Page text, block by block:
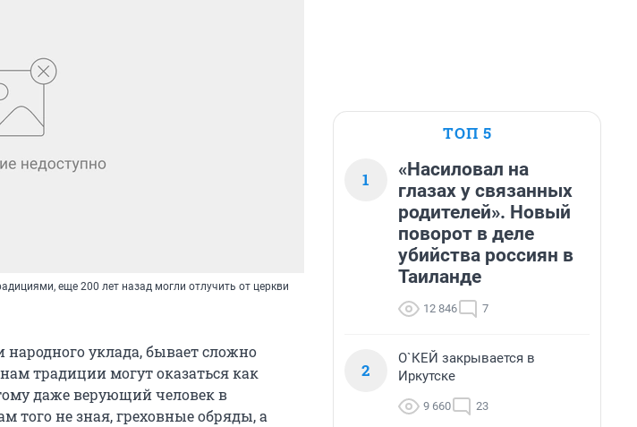
еще 200 лет назад могли отлучить от церкви
народного уклада, бывает сложно
традиции могут оказаться как
даже верующий человек в
того не зная, греховные обряды, а
ТОП 5
1
«Насиловал на
глазах у связанных
родителей». Новый
поворот в деле
убийства россиян в
Таиланде
12 846 7
2
О`КЕЙ закрывается в
Иркутске
9 660 23